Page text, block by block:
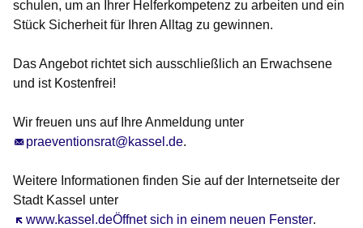
schulen, um an Ihrer Helferkompetenz zu arbeiten und ein
Stück Sicherheit für Ihren Alltag zu gewinnen.
Das Angebot richtet sich ausschließlich an Erwachsene
und ist Kostenfrei!
Wir freuen uns auf Ihre Anmeldung unter
praeventionsrat@kassel.de.
Weitere Informationen finden Sie auf der Internetseite der
Stadt Kassel unter
www.kassel.deÖffnet sich in einem neuen Fenster
Öffnet sich in einem neuen Fenster .